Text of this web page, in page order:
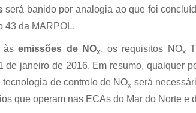
será banido por analogia ao que foi
43 da MARPOL.
àsemissões de NOx, os requisitos NOx
de janeiro de 2016. Em resumo, qualquer
tecnologia de controlo de NOx será
que operam nas ECAs do Mar do Norte